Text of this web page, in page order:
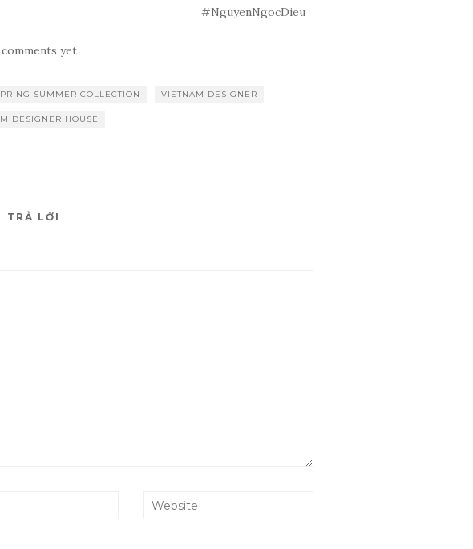
#NguyenNgocDieu
yet
SUMMER COLLECTION VIETNAM DESIGNER
DESIGNER HOUSE
TRẢ LỜI